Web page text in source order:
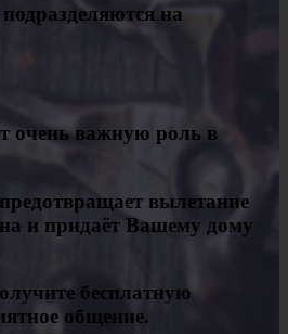
на
очень важную роль в
вылетание
и придаёт Вашему дому
бесплатную
общение.